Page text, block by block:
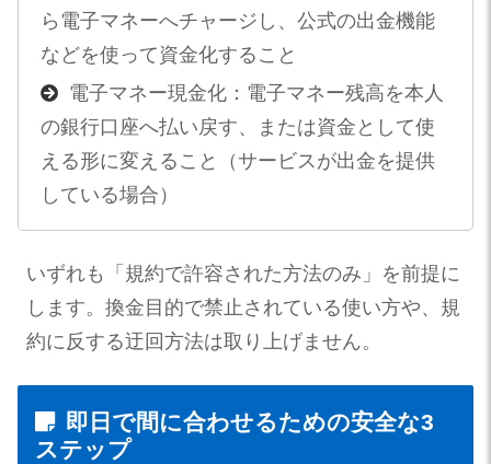
ら電子マネーへチャージし、公式の出金機能
などを使って資金化すること
電子マネー現金化：電子マネー残高を本人
の銀行口座へ払い戻す、または資金として使
える形に変えること（サービスが出金を提供
している場合）
いずれも「規約で許容された方法のみ」を前提に
します。換金目的で禁止されている使い方や、規
約に反する迂回方法は取り上げません。
即日で間に合わせるための安全な3
ステップ